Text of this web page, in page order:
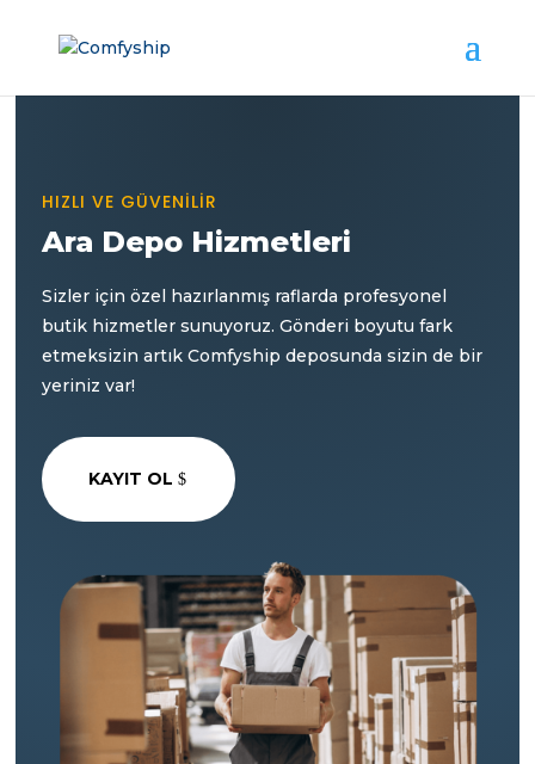
HIZLI VE GÜVENİLİR
Ara Depo Hizmetleri
Sizler için özel hazırlanmış raflarda profesyonel
butik hizmetler sunuyoruz. Gönderi boyutu fark
etmeksizin artık Comfyship deposunda sizin de bir
yeriniz var!
KAYIT OL